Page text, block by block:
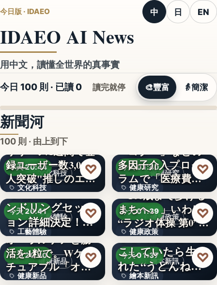
今日版 · IDAEO 中 日 EN
IDAEO AI News
用中文，讀懂全世界的真事實
今日 100 則 · 已讀 0 讀完就停 🎨豐富 👵簡潔
新聞河
100 則 · 由上到下
文化科技
今天 20:44
文化科技
3,000人
リリース1週間で登
録ユーザー数3,000
人突破"推しのエ…
♡
工藝體驗
今天 20:41
工藝體驗
文字
【8月18日開催】ハ
ンドリングセッシ
ョン詳細決定！ジ
ャパ…
♡
健康新品
今天 20:40
健康新品
オーラルケアと腸
活を1粒で。Wケア
チュアブル「オラ
フル…
♡
猛暑で変わる「デ
文字
健康研究
今天 01:40
健康研究
４７％
多因子介入プログ
ラムで「医療費４
７％抑制…
♡
健康政策
今天 01:39
健康政策
1,788
「100歳まで歩ける
まちへ。」いわば
“ラジオ体操 第0”…
♡
繪本新訊
今天 01:37
繪本新訊
うどんをこねこね
こしていたら生ま
れた“うどんねこ”
が大活…
♡
令和8年度伊予市職